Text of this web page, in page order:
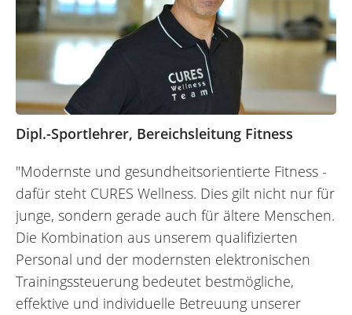
Dipl.-Sportlehrer, Bereichsleitung Fitness
"Modernste und gesundheitsorientierte Fitness -
dafür steht CURES Wellness. Dies gilt nicht nur für
junge, sondern gerade auch für ältere Menschen.
Die Kombination aus unserem qualifizierten
Personal und der modernsten elektronischen
Trainingssteuerung bedeutet bestmögliche,
effektive und individuelle Betreuung unserer